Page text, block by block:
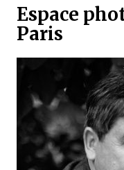
Espace
Paris